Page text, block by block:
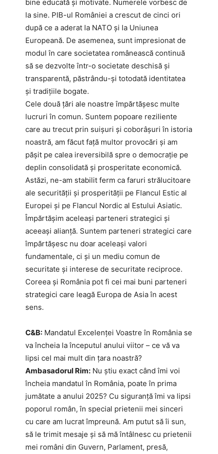
bine educată și motivate. Numerele vorbesc de
la sine. PIB-ul României a crescut de cinci ori
după ce a aderat la NATO și la Uniunea
Europeană. De asemenea, sunt impresionat de
modul în care societatea românească continuă
să se dezvolte într-o societate deschisă și
transparentă, păstrându-și totodată identitatea
și tradițiile bogate.
Cele două țări ale noastre împărtășesc multe
lucruri în comun. Suntem popoare reziliente
care au trecut prin suișuri și coborâșuri în istoria
noastră, am făcut față multor provocări și am
pășit pe calea ireversibilă spre o democrație pe
deplin consolidată și prosperitate economică.
Astăzi, ne-am stabilit ferm ca faruri strălucitoare
ale securității și prosperității pe Flancul Estic al
Europei și pe Flancul Nordic al Estului Asiatic.
Împărtășim aceleași parteneri strategici și
aceeași alianță. Suntem parteneri strategici care
împărtășesc nu doar aceleași valori
fundamentale, ci și un mediu comun de
securitate și interese de securitate reciproce.
Coreea și România pot fi cei mai buni parteneri
strategici care leagă Europa de Asia în acest
sens.
C&B: Mandatul Excelenței Voastre în România se
va încheia la începutul anului viitor – ce vă va
lipsi cel mai mult din țara noastră?
Ambasadorul Rim: Nu știu exact când îmi voi
încheia mandatul în România, poate în prima
jumătate a anului 2025? Cu siguranță îmi va lipsi
poporul român, în special prietenii mei sinceri
cu care am lucrat împreună. Am putut să îi sun,
să le trimit mesaje și să mă întâlnesc cu prietenii
mei români din Guvern, Parlament, presă,